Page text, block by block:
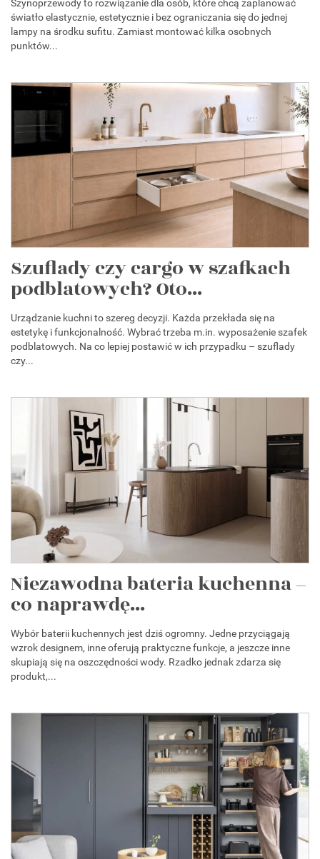
Szynoprzewody to rozwiązanie dla osób, które chcą zaplanować
światło elastycznie, estetycznie i bez ograniczania się do jednej
lampy na środku sufitu. Zamiast montować kilka osobnych
punktów...
Szuflady czy cargo w szafkach
podblatowych? Oto...
Urządzanie kuchni to szereg decyzji. Każda przekłada się na
estetykę i funkcjonalność. Wybrać trzeba m.in. wyposażenie szafek
podblatowych. Na co lepiej postawić w ich przypadku – szuflady
czy...
Niezawodna bateria kuchenna –
co naprawdę...
Wybór baterii kuchennych jest dziś ogromny. Jedne przyciągają
wzrok designem, inne oferują praktyczne funkcje, a jeszcze inne
skupiają się na oszczędności wody. Rzadko jednak zdarza się
produkt,...